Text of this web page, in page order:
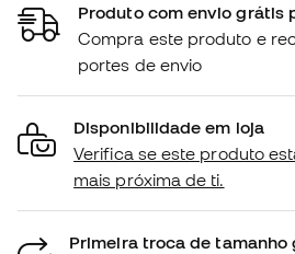
Produto com envio grátis
Compra este produto e
portes de envio
Disponibilidade em loja
Verifica se este produto
mais próxima de ti.
Primeira troca de tamanho